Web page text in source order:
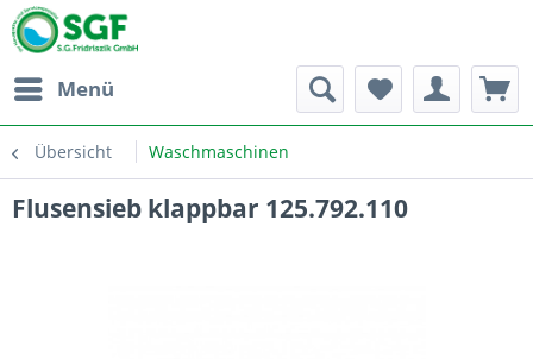
Menü
Übersicht Waschmaschinen
Flusensieb klappbar 125.792.110